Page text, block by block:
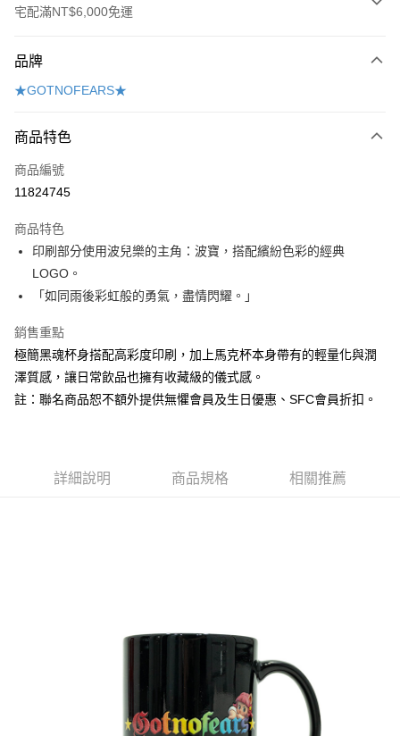
宅配滿NT$6,000免運
信用卡一次付款
悠遊付
AFTEE先享後付
相關說明
AFTEE先享後付是「在收到商品之後才付款」的支付方式。 讓您購物簡單
便利好安心！
１．簡單：不需註冊會員、不需綁卡、不需儲值。
２．便利：只要手機號碼，簡訊認證，即可結帳。
３．安心：先確認商品／服務後，再付款。
【「AFTEE先享後付」結帳流程】
１．於結帳方式選擇「AFTEE先享後付」後，將跳轉至「AFTEE先享後付」
結帳頁面，進行簡訊認證並確認金額後，即可完成結帳。
２．訂單成立數日內，您將收到繳費通知簡訊。
ATM／網路銀行／等多元方式進行付款，方視為交易完成。
※ 交易是否成功請以「AFTEE先享後付 」之結帳頁面顯示為準，若有關於
是否繳費成功／繳費後需取消欲退款等相關疑問，請聯繫「AFTEE先享後付
３．未成年的使用者請事先徵得法定代理人或監護人之同意方可使用
「AFTEE先享後付」，若未經同意申辦者引起之損失，本公司不負相關責
４．使用「AFTEE先享後付」時，將依據個別帳號之用戶狀況，依本公司即
時審查核予不同之上限額度；若仍有額度不足之情形，本公司將視審查結果
請求用戶進行身份認證。
５．嚴禁一人註冊多個帳號或使用他人資訊註冊。若發現惡意使用之情形，
ATM付款
運送方式
付款後全家取貨
每筆NT$60
付款後7-11取貨
每筆NT$60
離島宅配
品牌
★GOTNOFEARS★
商品特色
商品編號
11824745
商品特色
印刷部分使用波兒樂的主角：波寶，搭配繽紛色彩的經典
LOGO。
「如同雨後彩虹般的勇氣，盡情閃耀。」
銷售重點
極簡黑魂杯身搭配高彩度印刷，加上馬克杯本身帶有的輕量化與潤
澤質感，讓日常飲品也擁有收藏級的儀式感。
註：聯名商品恕不額外提供無懼會員及生日優惠、SFC會員折扣。
詳細說明 商品規格 相關推薦